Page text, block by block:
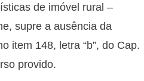
de imóvel rural –
supre a ausência da
item 148, letra “b”, do Cap.
provido.